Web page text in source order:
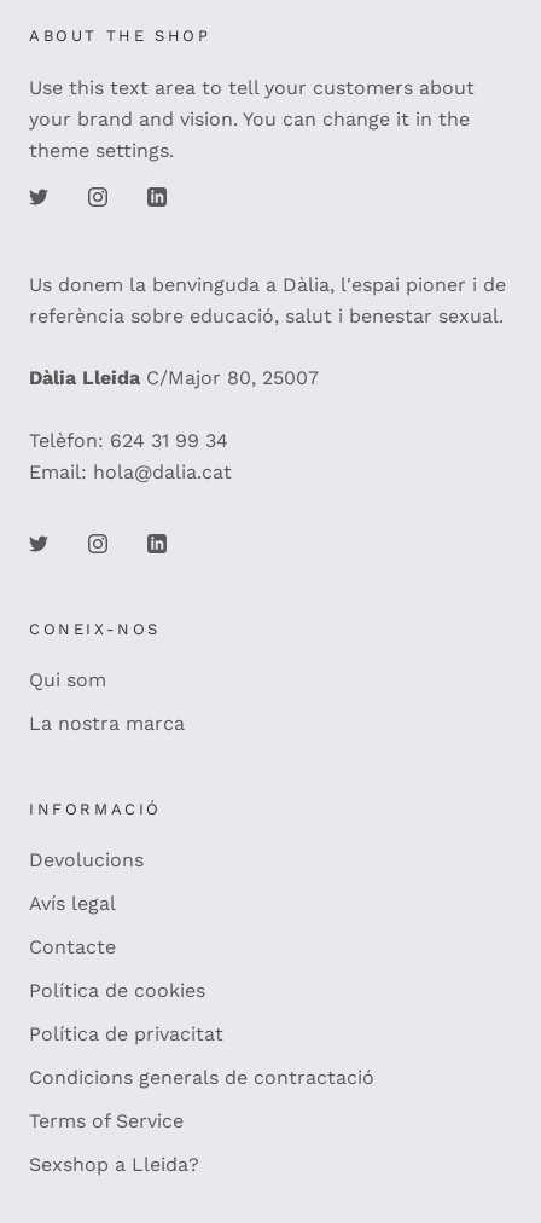
ABOUT THE SHOP
Use this text area to tell your customers about
your brand and vision. You can change it in the
theme settings.
Us donem la benvinguda a Dàlia, l'espai pioner i de
referència sobre educació, salut i benestar sexual.
Dàlia Lleida C/Major 80, 25007
Telèfon: 624 31 99 34
Email: hola@dalia.cat
CONEIX-NOS
Qui som
La nostra marca
INFORMACIÓ
Devolucions
Avís legal
Contacte
Política de cookies
Política de privacitat
Condicions generals de contractació
Terms of Service
Sexshop a Lleida?